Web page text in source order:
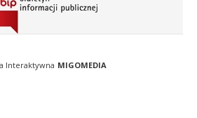
Interaktywna MIGOMEDIA